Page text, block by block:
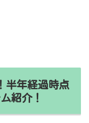
半年経過時点
紹介！